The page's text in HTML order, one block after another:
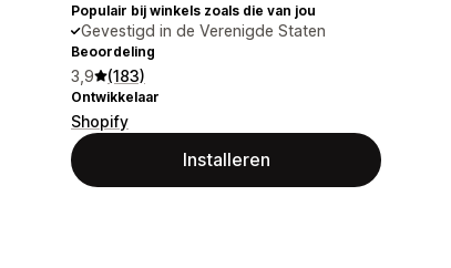
Populair bij winkels zoals die van jou
Gevestigd in de Verenigde Staten
Beoordeling
3,9 (183)
Ontwikkelaar
Shopify
Installeren